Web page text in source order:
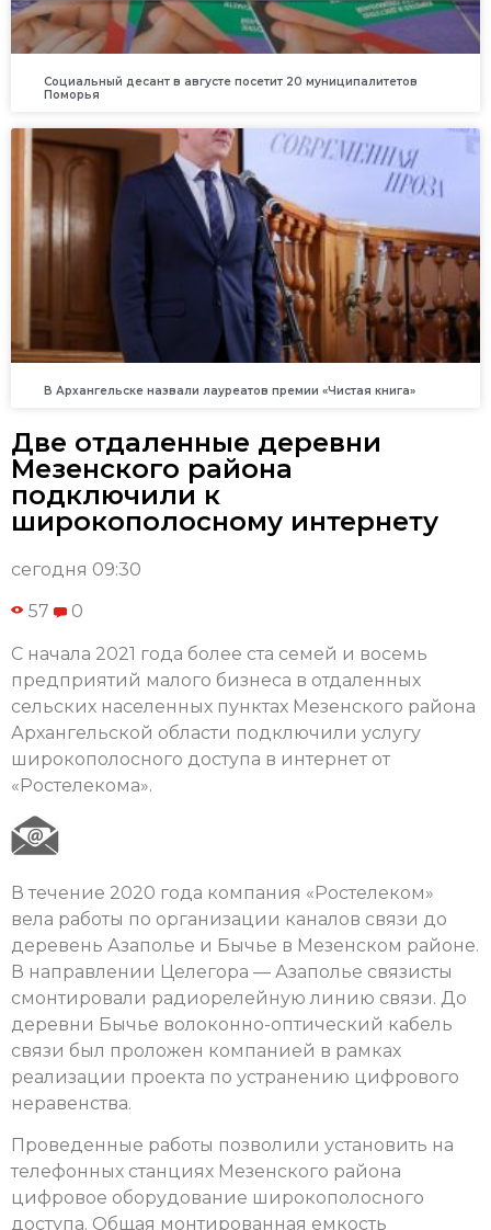
Социальный десант в августе посетит 20 муниципалитетов
Поморья
В Архангельске назвали лауреатов премии «Чистая книга»
Две отдаленные деревни
Мезенского района
подключили к
широкополосному интернету
сегодня 09:30
57 0
С начала 2021 года более ста семей и восемь
предприятий малого бизнеса в отдаленных
сельских населенных пунктах Мезенского района
Архангельской области подключили услугу
широкополосного доступа в интернет от
«Ростелекома».
В течение 2020 года компания «Ростелеком»
вела работы по организации каналов связи до
деревень Азаполье и Бычье в Мезенском районе.
В направлении Целегора — Азаполье связисты
смонтировали радиорелейную линию связи. До
деревни Бычье волоконно-оптический кабель
связи был проложен компанией в рамках
реализации проекта по устранению цифрового
неравенства.
Проведенные работы позволили установить на
телефонных станциях Мезенского района
цифровое оборудование широкополосного
доступа. Общая монтированная емкость